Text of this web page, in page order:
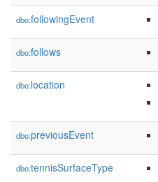
dbo:followingEvent
dbo:follows
dbo:location
dbo:previousEvent
dbo:tennisSurfaceType